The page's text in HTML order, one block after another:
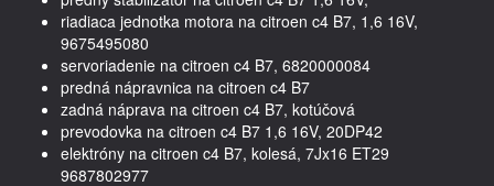
riadiaca jednotka motora na citroen c4 B7, 1,6 16V,
9675495080
servoriadenie na citroen c4 B7, 6820000084
predná nápravnica na citroen c4 B7
zadná náprava na citroen c4 B7, kotúčová
prevodovka na citroen c4 B7 1,6 16V, 20DP42
elektróny na citroen c4 B7, kolesá, 7Jx16 ET29
9687802977